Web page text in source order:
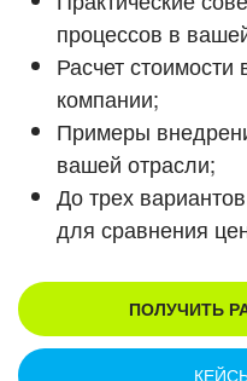
процессов в
Расчет
компании;
Примеры
вашей отрасли;
До трех
для сравнения
ПОЛУЧИТЬ